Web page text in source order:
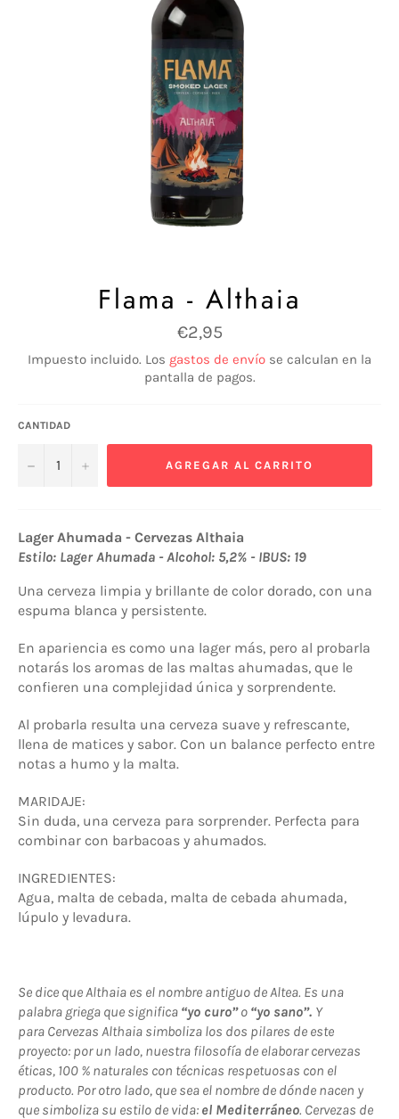
Flama - Althaia
Precio
habitual
€2,95
Impuesto incluido. Los gastos de envío se calculan en la
pantalla de pagos.
CANTIDAD
− + AGREGAR AL CARRITO
Lager Ahumada - Cervezas Althaia
Estilo: Lager Ahumada - Alcohol: 5,2% - IBUS: 19
Una cerveza limpia y brillante de color dorado, con una
espuma blanca y persistente.
En apariencia es como una lager más, pero al probarla
notarás los aromas de las maltas ahumadas, que le
confieren una complejidad única y sorprendente.
Al probarla resulta una cerveza suave y refrescante,
llena de matices y sabor. Con un balance perfecto entre
notas a humo y la malta.
MARIDAJE:
Sin duda, una cerveza para sorprender. Perfecta para
combinar con barbacoas y ahumados.
INGREDIENTES:
Agua, malta de cebada, malta de cebada ahumada,
lúpulo y levadura.
Se dice que Althaia es el nombre antiguo de Altea. Es una
palabra griega que significa “yo curo”o “yo sano”. Y
para Cervezas Althaia simboliza los dos pilares de este
proyecto: por un lado, nuestra filosofía de elaborar cervezas
éticas, 100 % naturales con técnicas respetuosas con el
producto. Por otro lado, que sea el nombre de dónde nacen y
que simboliza su estilo de vida: el Mediterráneo. Cervezas de